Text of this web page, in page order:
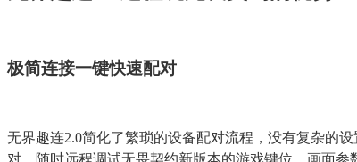
极简连接一键快速配对
无界趣连2.0简化了繁琐的设备配对流程，没有复杂的
对。随时远程调试无畏契约新版本的游戏键位、画面参